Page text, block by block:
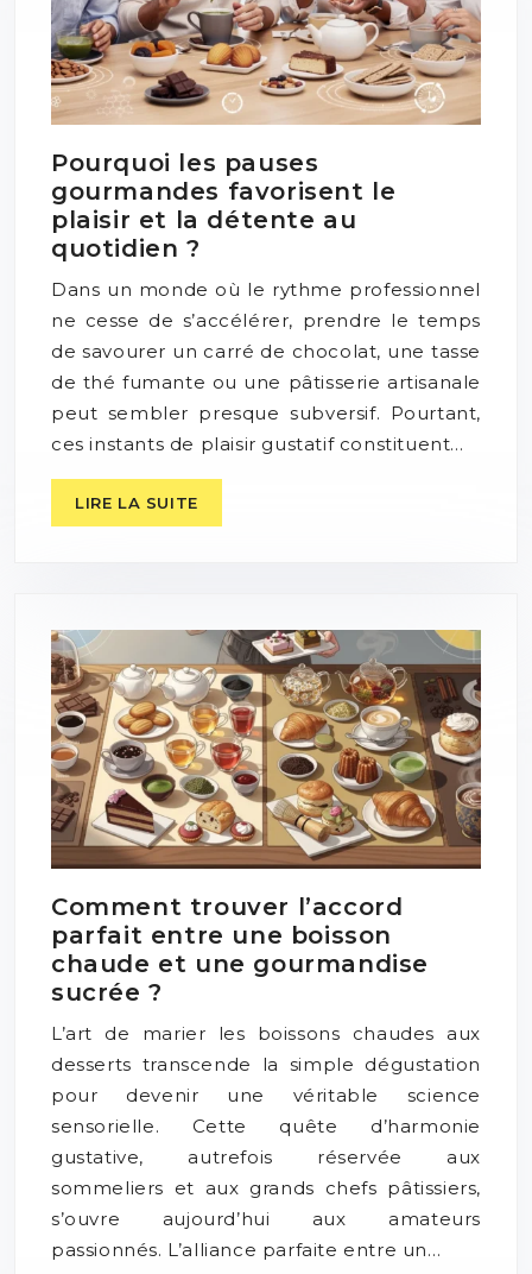
Pourquoi les pauses
gourmandes favorisent le
plaisir et la détente au
quotidien ?
Dans un monde où le rythme professionnel
ne cesse de s’accélérer, prendre le temps
de savourer un carré de chocolat, une tasse
de thé fumante ou une pâtisserie artisanale
peut sembler presque subversif. Pourtant,
ces instants de plaisir gustatif constituent…
LIRE LA SUITE
Comment trouver l’accord
parfait entre une boisson
chaude et une gourmandise
sucrée ?
L’art de marier les boissons chaudes aux
desserts transcende la simple dégustation
pour devenir une véritable science
sensorielle. Cette quête d’harmonie
gustative, autrefois réservée aux
sommeliers et aux grands chefs pâtissiers,
s’ouvre aujourd’hui aux amateurs
passionnés. L’alliance parfaite entre un…